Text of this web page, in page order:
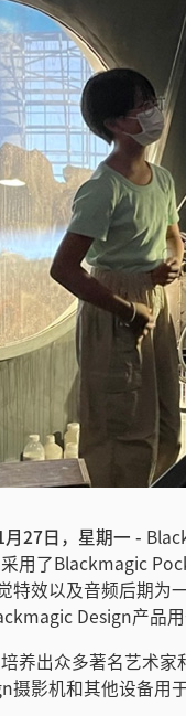
27日，星期一 -
用了Blackmagic
特效以及音频后期
Design产品
养出众多著名艺术
影机和其他设备用于